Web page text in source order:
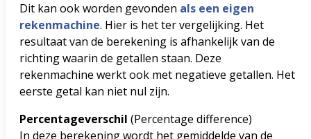
Dit kan ook worden gevonden als een eigen
rekenmachine. Hier is het ter vergelijking. Het
resultaat van de berekening is afhankelijk van de
richting waarin de getallen staan. Deze
rekenmachine werkt ook met negatieve getallen. Het
eerste getal kan niet nul zijn.
Percentageverschil (Percentage difference)
In deze berekening wordt het gemiddelde van de